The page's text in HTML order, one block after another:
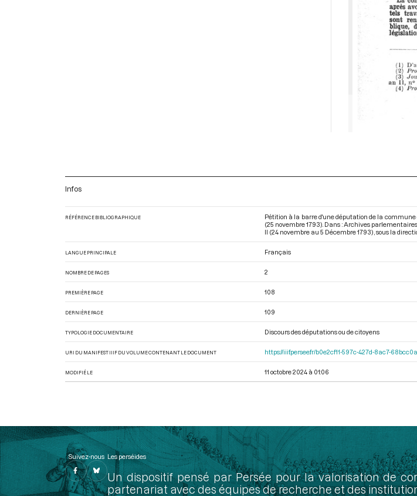
Infos
RÉFÉRENCE BIBLIOGRAPHIQUE
Pétition à la barre d'une députation de la
(25 novembre 1793). Dans : Archives
II (24 novembre au 5 Décembre 1793) , sous la
LANGUE PRINCIPALE Français
NOMBRE DE PAGES 2
PREMIÈRE PAGE 108
DERNIÈRE PAGE 109
TYPOLOGIE DOCUMENTAIRE Discours des députations ou de citoyens
URI DU MANIFEST IIIF DU VOLUME CONTENANT LE DOCUMENT https://iiif.persee.fr/b0e2cf11-597c-427d-8ac7-
MODIFIÉ LE 11 octobre 2024 à 01:06
Suivez-nous Les perséides
Un dispositif pensé par Persée pour la valorisation de
partenariat avec des équipes de recherche et des